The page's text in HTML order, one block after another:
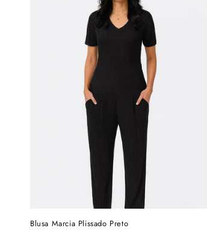
Blusa Marcia Plissado Preto